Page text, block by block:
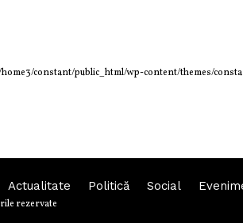
constant/public_html/wp-content/themes/
Actualitate Politică Social
rezervate